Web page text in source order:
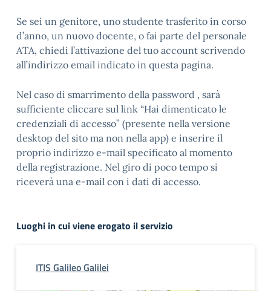
Se sei un genitore, uno studente trasferito in corso
d’anno, un nuovo docente, o fai parte del personale
ATA, chiedi l’attivazione del tuo account scrivendo
all’indirizzo email indicato in questa pagina.
Nel caso di smarrimento della password , sarà
sufficiente cliccare sul link “Hai dimenticato le
credenziali di accesso” (presente nella versione
desktop del sito ma non nella app) e inserire il
proprio indirizzo e-mail specificato al momento
della registrazione. Nel giro di poco tempo si
riceverà una e-mail con i dati di accesso.
Luoghi in cui viene erogato il servizio
ITIS Galileo Galilei